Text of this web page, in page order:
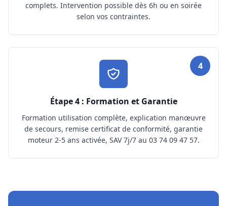
complets. Intervention possible dès 6h ou en soirée
selon vos contraintes.
4
Étape 4 : Formation et Garantie
Formation utilisation complète, explication manœuvre
de secours, remise certificat de conformité, garantie
moteur 2-5 ans activée, SAV 7j/7 au 03 74 09 47 57.